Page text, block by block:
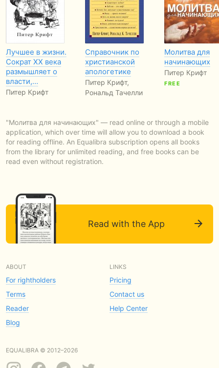
Лучшее в жизни.
Сократ ХХ века
размышляет о
власти,…
Питер Крифт
Справочник по
христианской
апологетике
Питер Крифт,
Рональд Тачелли
Молитва для
начинающих
Питер Крифт
FREE
"Молитва для начинающих" — read online or through a mobile
application, which over time will allow you to download a book
for reading offline. An Equalibra subscription opens all books
from the library for unlimited reading, and free books can be
read even without registration.
Read with the App
ABOUT
For rightholders
Terms
Reader
Blog
LINKS
Pricing
Contact us
Help Center
EQUALIBRA © 2012–2026